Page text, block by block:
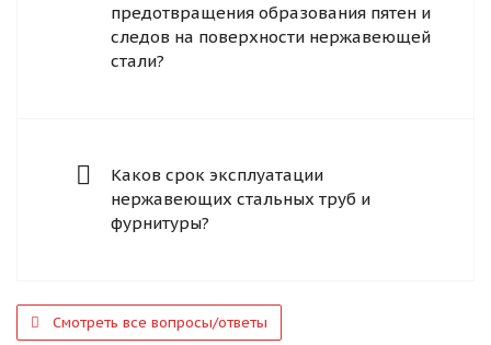
предотвращения образования пятен и
следов на поверхности нержавеющей
стали?
Каков срок эксплуатации
нержавеющих стальных труб и
фурнитуры?
Смотреть все вопросы/ответы